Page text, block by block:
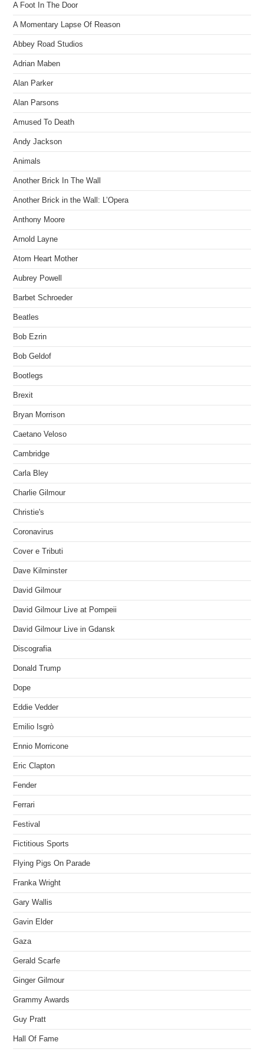
A Foot In The Door
A Momentary Lapse Of Reason
Abbey Road Studios
Adrian Maben
Alan Parker
Alan Parsons
Amused To Death
Andy Jackson
Animals
Another Brick In The Wall
Another Brick in the Wall: L’Opera
Anthony Moore
Arnold Layne
Atom Heart Mother
Aubrey Powell
Barbet Schroeder
Beatles
Bob Ezrin
Bob Geldof
Bootlegs
Brexit
Bryan Morrison
Caetano Veloso
Cambridge
Carla Bley
Charlie Gilmour
Christie's
Coronavirus
Cover e Tributi
Dave Kilminster
David Gilmour
David Gilmour Live at Pompeii
David Gilmour Live in Gdansk
Discografia
Donald Trump
Dope
Eddie Vedder
Emilio Isgrò
Ennio Morricone
Eric Clapton
Fender
Ferrari
Festival
Fictitious Sports
Flying Pigs On Parade
Franka Wright
Gary Wallis
Gavin Elder
Gaza
Gerald Scarfe
Ginger Gilmour
Grammy Awards
Guy Pratt
Hall Of Fame